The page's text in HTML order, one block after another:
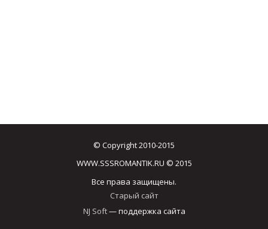
© Copyright 2010-2015
WWW.SSSROMANTIK.RU © 2015
Все права защищены.
Старый сайт
NJ Soft— поддержка сайта